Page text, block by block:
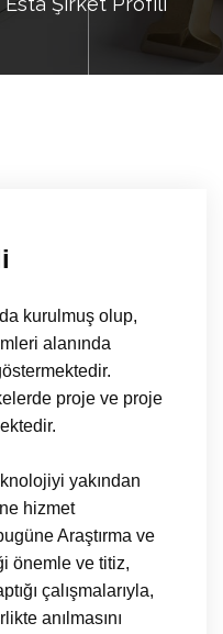
kurulmuş olup,
alanında
proje ve proje
yakından
hizmet
Araştırma ve
önemle ve titiz,
çalışmalarıyla,
anılmasını